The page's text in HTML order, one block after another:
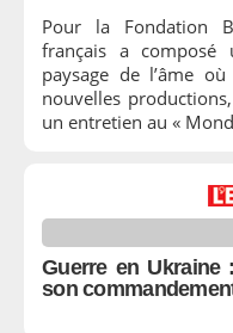
Pour la Fondation
français a composé
paysage de l’âme
nouvelles
un entretien au «
Guerre en Ukraine
son